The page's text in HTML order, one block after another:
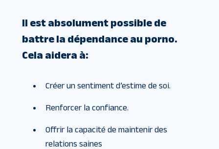
Il est absolument possible de
battre la dépendance au porno.
Cela aidera à:
Créer un sentiment d’estime de soi.
Renforcer la confiance.
Offrir la capacité de maintenir des
relations saines